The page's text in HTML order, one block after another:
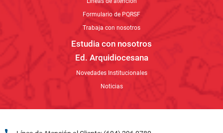
Ed. Arquidiocesana
Novedades Institucionales
Noticias
Línea de Atención al Cliente: (604) 296 0780
Línea de WhatsApp: 301 701 2585